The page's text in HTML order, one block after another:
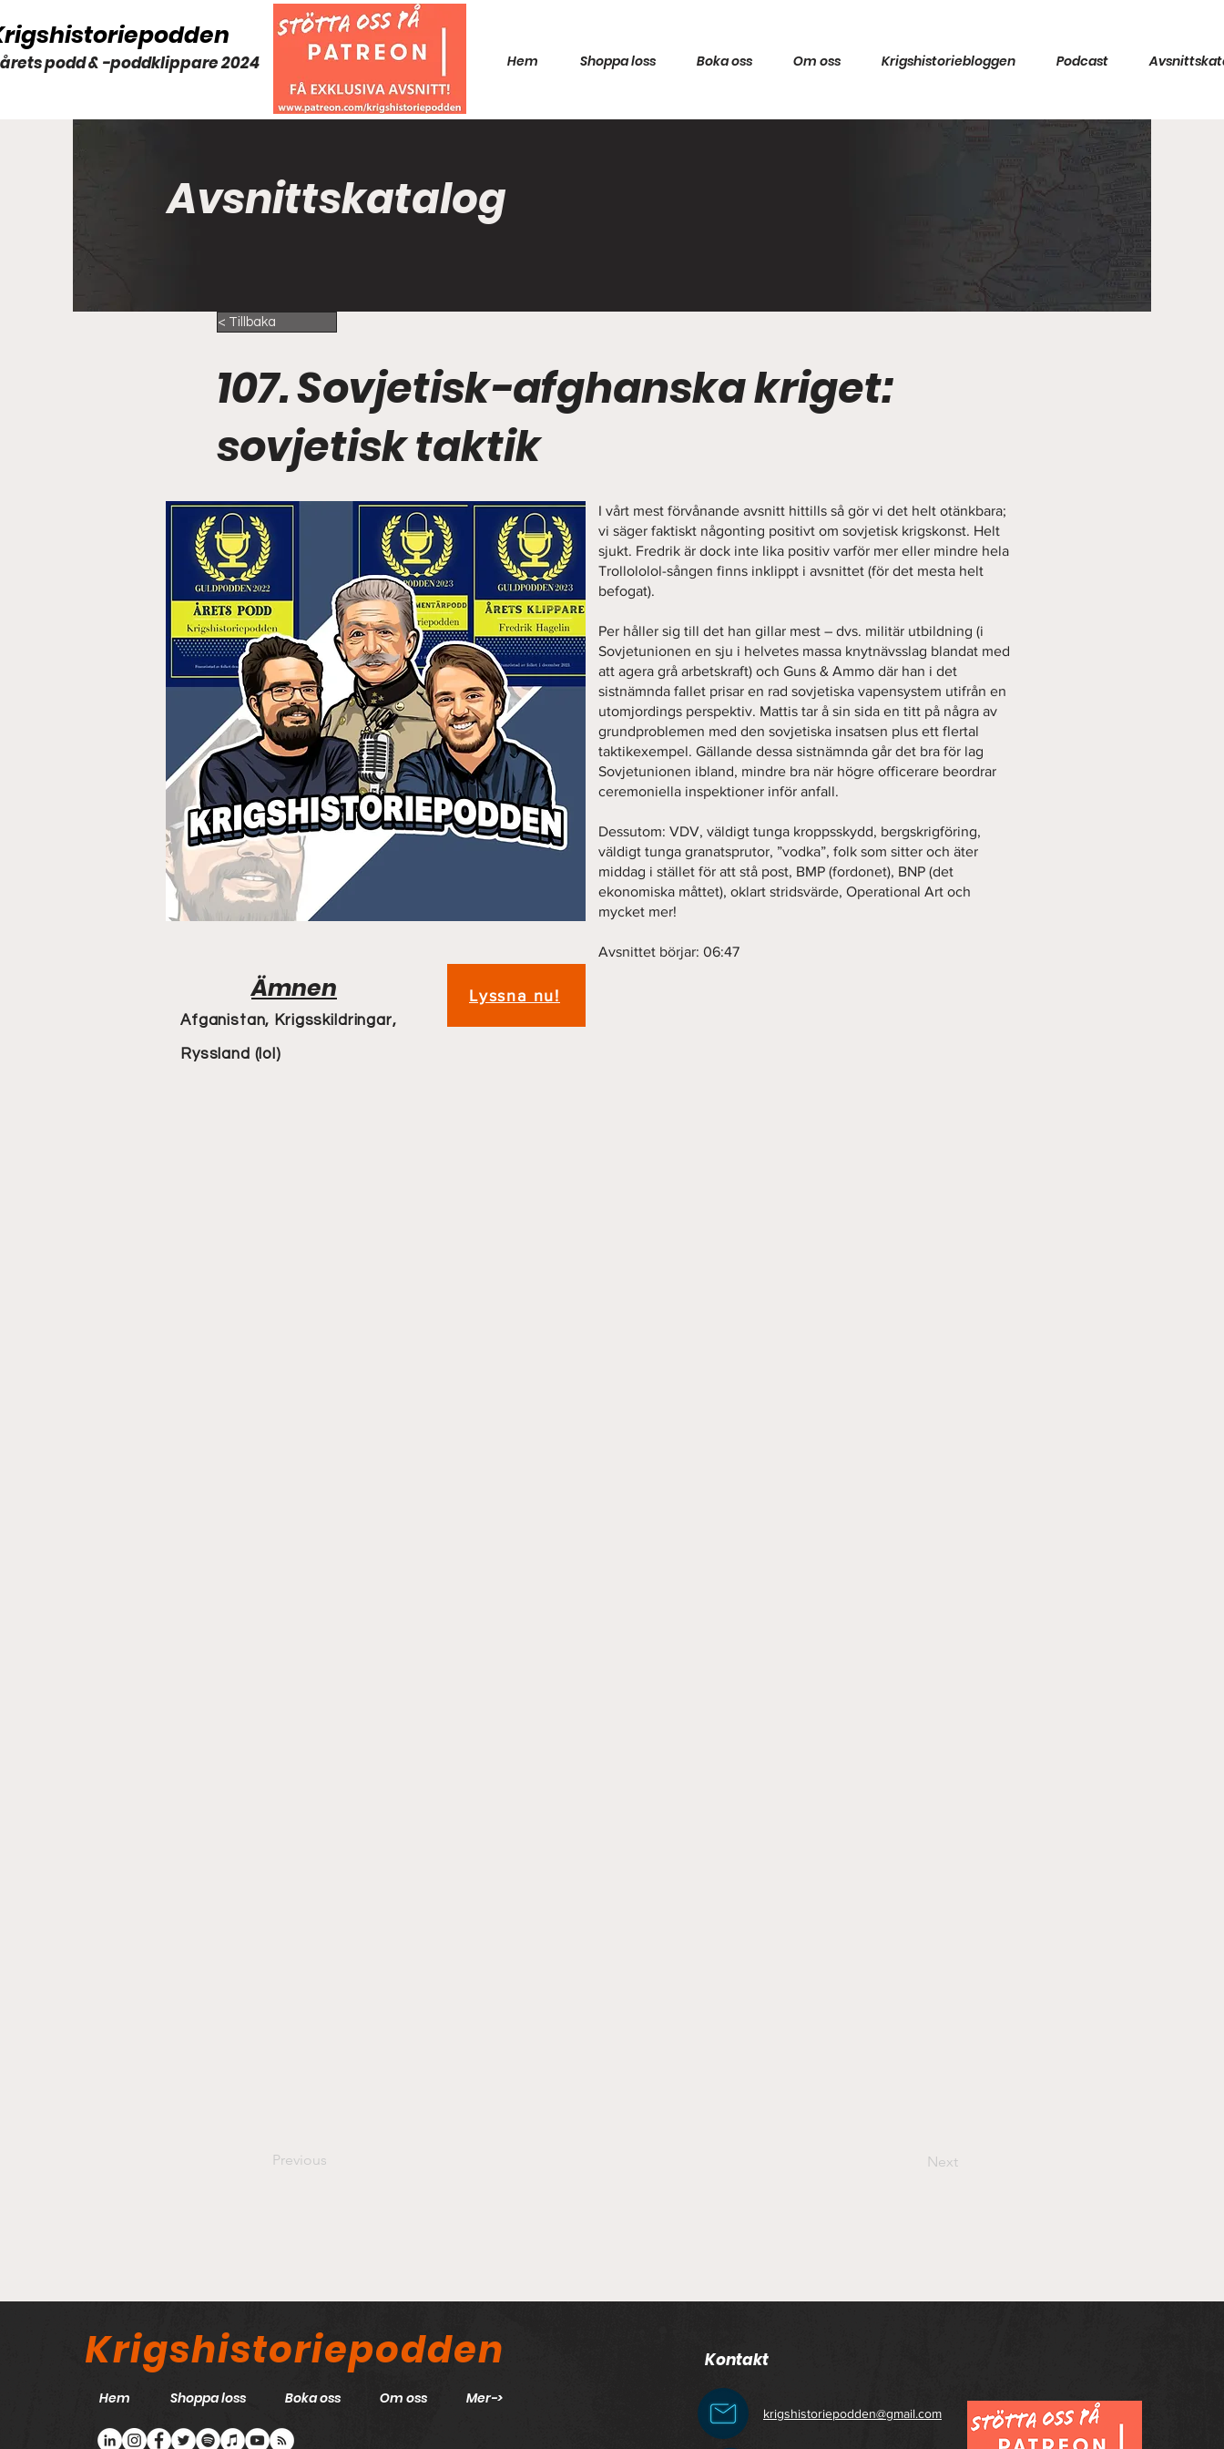
podd & -poddklippare 2024 Hem Shoppa loss Boka oss Om oss Krigshistoriebloggen Podcast
< Tillbaka
107. Sovjetisk-afghanska kriget:
sovjetisk taktik
Ämnen
Afganistan, Krigsskildringar,
Ryssland (lol)
Lyssna nu!
I vårt mest förvånande avsnitt hittills så gör vi det helt otänkbara;
vi säger faktiskt någonting positivt om sovjetisk krigskonst. Helt
sjukt. Fredrik är dock inte lika positiv varför mer eller mindre hela
Trollololol-sången finns inklippt i avsnittet (för det mesta helt
befogat).
Per håller sig till det han gillar mest – dvs. militär utbildning (i
Sovjetunionen en sju i helvetes massa knytnävsslag blandat med
att agera grå arbetskraft) och Guns & Ammo där han i det
sistnämnda fallet prisar en rad sovjetiska vapensystem utifrån en
utomjordings perspektiv. Mattis tar å sin sida en titt på några av
grundproblemen med den sovjetiska insatsen plus ett flertal
taktikexempel. Gällande dessa sistnämnda går det bra för lag
Sovjetunionen ibland, mindre bra när högre officerare beordrar
ceremoniella inspektioner inför anfall.
Dessutom: VDV, väldigt tunga kroppsskydd, bergskrigföring,
väldigt tunga granatsprutor, ”vodka”, folk som sitter och äter
middag i stället för att stå post, BMP (fordonet), BNP (det
ekonomiska måttet), oklart stridsvärde, Operational Art och
mycket mer!
Avsnittet börjar: 06:47
Previous Next
Avsnittskatalog
Krigshistoriepodden
Hem Shoppa loss Boka oss Om oss Mer->
Kontakt
krigshistoriepodden@gmail.com